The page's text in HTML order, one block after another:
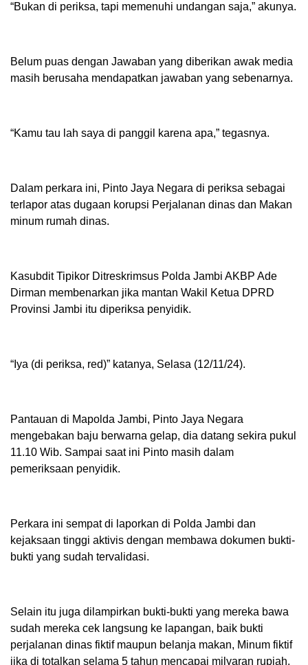
“Bukan di periksa, tapi memenuhi undangan saja,” akunya.
Belum puas dengan Jawaban yang diberikan awak media
masih berusaha mendapatkan jawaban yang sebenarnya.
“Kamu tau lah saya di panggil karena apa,” tegasnya.
Dalam perkara ini, Pinto Jaya Negara di periksa sebagai
terlapor atas dugaan korupsi Perjalanan dinas dan Makan
minum rumah dinas.
Kasubdit Tipikor Ditreskrimsus Polda Jambi AKBP Ade
Dirman membenarkan jika mantan Wakil Ketua DPRD
Provinsi Jambi itu diperiksa penyidik.
“Iya (di periksa, red)” katanya, Selasa (12/11/24).
Pantauan di Mapolda Jambi, Pinto Jaya Negara
mengebakan baju berwarna gelap, dia datang sekira pukul
11.10 Wib. Sampai saat ini Pinto masih dalam
pemeriksaan penyidik.
Perkara ini sempat di laporkan di Polda Jambi dan
kejaksaan tinggi aktivis dengan membawa dokumen bukti-
bukti yang sudah tervalidasi.
Selain itu juga dilampirkan bukti-bukti yang mereka bawa
sudah mereka cek langsung ke lapangan, baik bukti
perjalanan dinas fiktif maupun belanja makan, Minum fiktif
jika di totalkan selama 5 tahun mencapai milyaran rupiah.